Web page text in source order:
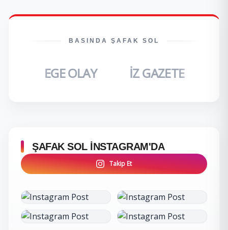
BASINDA ŞAFAK SOL
EGE OLAY İZ GAZETE
ŞAFAK SOL İNSTAGRAM'DA
Takip Et